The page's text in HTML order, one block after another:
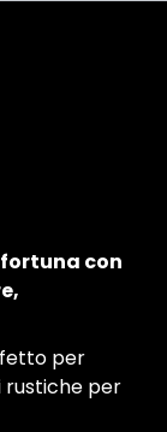
con
per
rustiche per